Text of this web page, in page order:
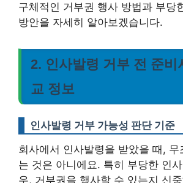
구체적인 거부권 행사 방법과 부당
방안을 자세히 알아보겠습니다.
2. 인사발령 거부 전 준비
교 정보
인사발령 거부 가능성 판단 기준
회사에서 인사발령을 받았을 때,
는 것은 아니에요. 특히 부당한 인
우, 거부권을 행사할 수 있는지 신